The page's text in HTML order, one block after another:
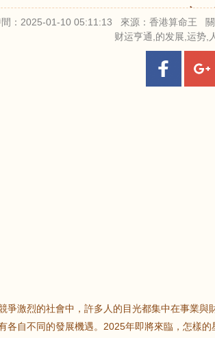
秤座_
間：2025-01-10 05:11:13 來源：香港算命王 關
财运亨通,的发展,运势,
爭激烈的社會中，許多人的目光都集中在事業
各自不同的發展機遇。2025年即將來臨，怎樣